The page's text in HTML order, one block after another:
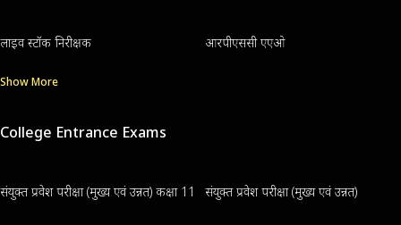
लाइव स्टॉक निरीक्षक आरपीएससी एएओ
Show More
College Entrance Exams
संयुक्त प्रवेश परीक्षा (मुख्य एवं उन्नत) कक्षा 11 संयुक्त प्रवेश परीक्षा (मुख्य एवं उन्नत)